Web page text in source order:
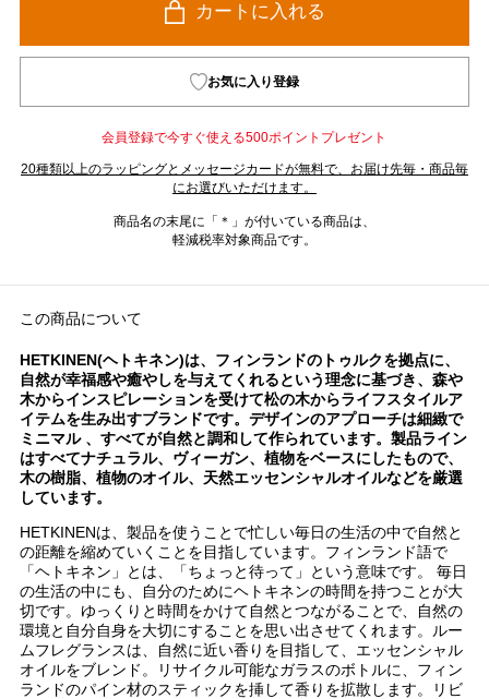
カートに入れる
お気に入り登録
会員登録で今すぐ使える500ポイントプレゼント
20種類以上のラッピングとメッセージカードが無料で、お届け先毎・商品毎
にお選びいただけます。
商品名の末尾に「＊」が付いている商品は、
軽減税率対象商品です。
この商品について
HETKINEN(ヘトキネン)は、フィンランドのトゥルクを拠点に、
自然が幸福感や癒やしを与えてくれるという理念に基づき、森や
木からインスピレーションを受けて松の木からライフスタイルア
イテムを生み出すブランドです。デザインのアプローチは細緻で
ミニマル 、すべてが自然と調和して作られています。製品ライン
はすべてナチュラル、ヴィーガン、植物をベースにしたもので、
木の樹脂、植物のオイル、天然エッセンシャルオイルなどを厳選
しています。
HETKINENは、製品を使うことで忙しい毎日の生活の中で自然と
の距離を縮めていくことを目指しています。フィンランド語で
「ヘトキネン」とは、「ちょっと待って」という意味です。 毎日
の生活の中にも、自分のためにヘトキネンの時間を持つことが大
切です。ゆっくりと時間をかけて自然とつながることで、自然の
環境と自分自身を大切にすることを思い出させてくれます。ルー
ムフレグランスは、自然に近い香りを目指して、エッセンシャル
オイルをブレンド。リサイクル可能なガラスのボトルに、フィン
ランドのパイン材のスティックを挿して香りを拡散します。リビ